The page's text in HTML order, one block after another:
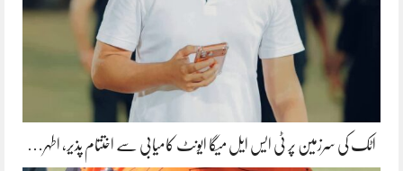
اٹک کی سرزمین پر ٹی ایس ایل میگا ایونٹ کامیابی سے اختتام پذیر، اطہر…